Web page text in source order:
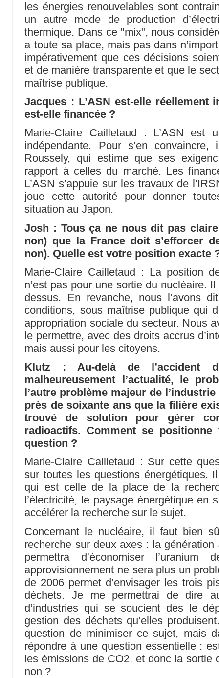
les énergies renouvelables sont
un autre mode de production
thermique. Dans ce "mix", nous
a toute sa place, mais pas dans
impérativement que ces décisions
et de manière transparente et que le
maîtrise publique.
Jacques : L’ASN est-elle réellement
est-elle financée ?
Marie-Claire Cailletaud : L’ASN est
indépendante. Pour s’en
Roussely, qui estime que ses
rapport à celles du marché. Les
L’ASN s’appuie sur les travaux de
joue cette autorité pour donner
situation au Japon.
Josh : Tous ça ne nous dit pas
non) que la France doit s’efforcer
non). Quelle est votre position exacte
Marie-Claire Cailletaud : La position
n’est pas pour une sortie du nucléaire.
dessus. En revanche, nous l’avons
conditions, sous maîtrise publique qui
appropriation sociale du secteur. Nous
le permettre, avec des droits accrus
mais aussi pour les citoyens.
Klutz : Au-delà de l’accident
malheureusement l’actualité, le
l’autre problème majeur de
près de soixante ans que la filière
trouvé de solution pour gérer
radioactifs. Comment se
question ?
Marie-Claire Cailletaud : Sur cette
sur toutes les questions énergétiques.
qui est celle de la place de la
l’électricité, le paysage énergétique en
accélérer la recherche sur le sujet.
Concernant le nucléaire, il faut bien
recherche sur deux axes : la
permettra d’économiser
approvisionnement ne sera plus un
de 2006 permet d’envisager les trois
déchets. Je me permettrai de dire
d’industries qui se soucient dès le
gestion des déchets qu’elles
question de minimiser ce sujet, mais
répondre à une question essentielle :
les émissions de CO2, et donc la sortie
non ?